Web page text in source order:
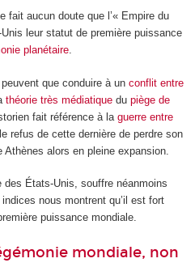
fait aucun doute que l’« Empire du
leur statut de première puissance
planétaire.
que conduire à un conflit entre
théorie très médiatiquedu piège de
fait référence à la guerre entre
refus de cette dernière de perdre son
alors en pleine expansion.
des États-Unis, souffre néanmoins
nous montrent qu’il est fort
puissance mondiale.
mondiale, non